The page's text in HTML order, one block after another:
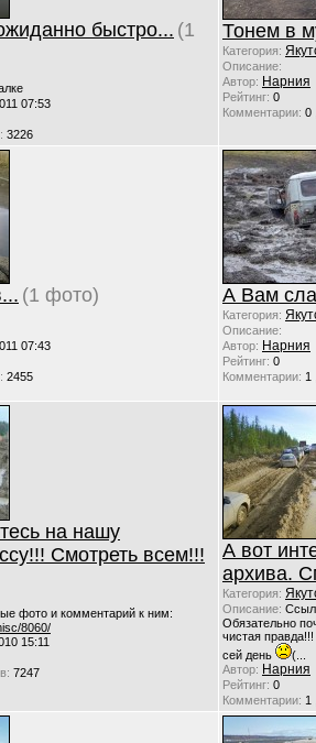
быстро... (1
07:53
3226
Тонем в
Категория:
Описание:
Автор: Нарния
Рейтинг: 0
Комментарии: 0
(1 фото)
07:43
2455
А Вам
Категория:
Описание:
Автор: Нарния
Рейтинг: 0
Комментарии: 1
на нашу
Смотреть всем!!!
фото и комментарий к ним:
8060/
15:11
7247
А вот
архива.
Категория:
Описание:
Обязательно
чистая
сей день
(...
Автор: Нарния
Рейтинг: 0
Комментарии: 1